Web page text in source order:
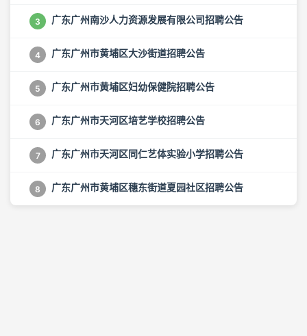
3 广东广州南沙人力资源发展有限公司招聘公告
4 广东广州市黄埔区大沙街道招聘公告
5 广东广州市黄埔区妇幼保健院招聘公告
6 广东广州市天河区培艺学校招聘公告
7 广东广州市天河区同仁艺体实验小学招聘公告
8 广东广州市黄埔区穗东街道夏园社区招聘公告